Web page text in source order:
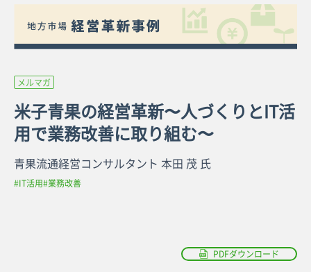
メルマガ
米子青果の経営革新〜人づくりとIT活
用で業務改善に取り組む〜
青果流通経営コンサルタント 本田 茂 氏
#IT活用#業務改善
PDFダウンロード